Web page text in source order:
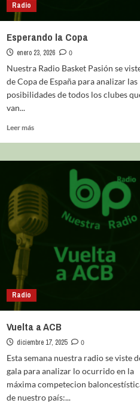
Radio
Esperando la Copa
enero 23, 2026
0
Nuestra Radio Basket Pasión se
de Copa de España para analizar las
posibilidades de todos los clubes
van...
Leer más
Radio
Vuelta a ACB
diciembre 17, 2025
0
Esta semana nuestra radio se viste
gala para analizar lo ocurrido en la
máxima competecion
de nuestro país:...